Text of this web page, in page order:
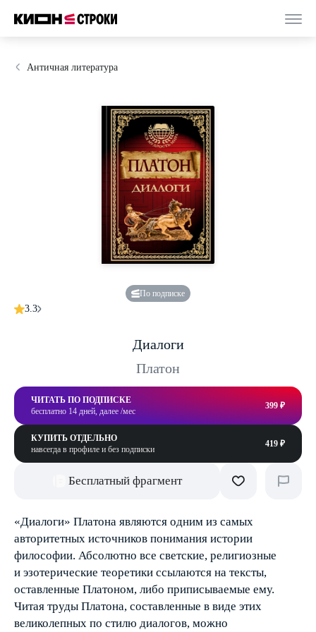
Античная литература
По подписке
3.3
Диалоги
Платон
ЧИТАТЬ ПО ПОДПИСКЕ
бесплатно 14 дней, далее /мес
399 ₽
КУПИТЬ ОТДЕЛЬНО
навсегда в профиле и без подписки
419 ₽
Бесплатный фрагмент
«Диалоги» Платона являются одним из самых
авторитетных источников понимания истории
философии. Абсолютно все светские, религиозные
и эзотерические теоретики ссылаются на тексты,
оставленные Платоном, либо приписываемые ему.
Читая труды Платона, составленные в виде этих
великолепных по стилю диалогов, можно